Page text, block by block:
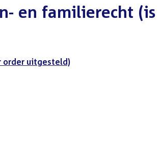
en familierecht (is
order uitgesteld)